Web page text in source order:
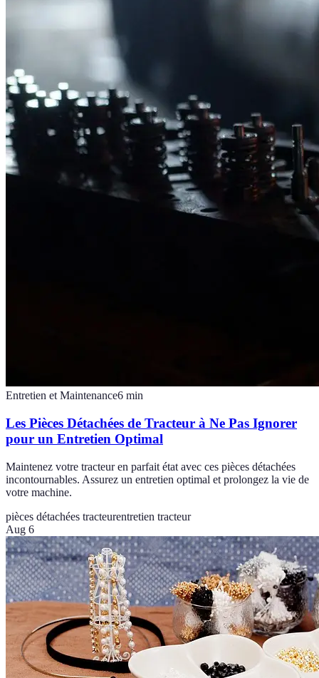
Entretien et Maintenance6 min
Les Pièces Détachées de Tracteur à Ne Pas Ignorer
pour un Entretien Optimal
Maintenez votre tracteur en parfait état avec ces pièces détachées
incontournables. Assurez un entretien optimal et prolongez la vie de
votre machine.
pièces détachées tracteurentretien tracteur
Aug 6